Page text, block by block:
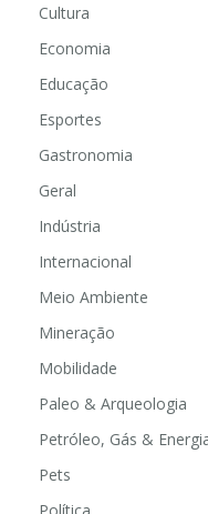
Cultura
Economia
Educação
Esportes
Gastronomia
Geral
Indústria
Internacional
Meio Ambiente
Mineração
Mobilidade
Paleo & Arqueologia
Petróleo, Gás &
Pets